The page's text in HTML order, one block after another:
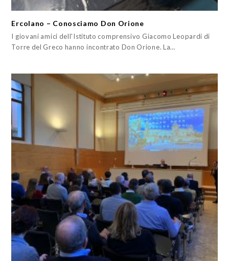
Ercolano – Conosciamo Don Orione
I giovani amici dell'Istituto comprensivo Giacomo Leopardi di
Torre del Greco hanno incontrato Don Orione. La…